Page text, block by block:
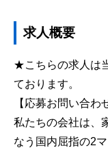
求人概要
★こちらの求人は
ております。
【応募お問い合わ
私たちの会社は、
なう国内屈指の2